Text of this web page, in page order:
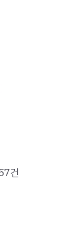
건